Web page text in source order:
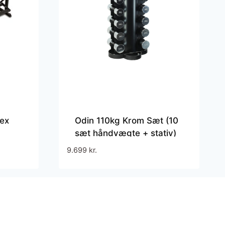
Odin 110kg Krom Sæt (10
sæt håndvægte + stativ)
9.699 kr.